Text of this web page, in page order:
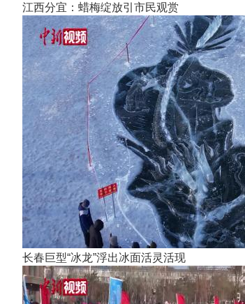
江西分宜：蜡梅绽放引市民观赏
长春巨型“冰龙”浮出冰面活灵活现